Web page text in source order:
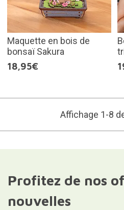
Maquette en bois de
bonsaï Sakura
18,95€
Affichage 1-8
Profitez de nos
nouvelles